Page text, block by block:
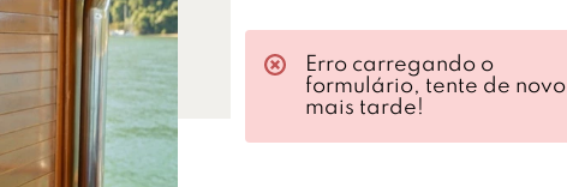
Erro carregando o
formulário, tente de novo
mais tarde!